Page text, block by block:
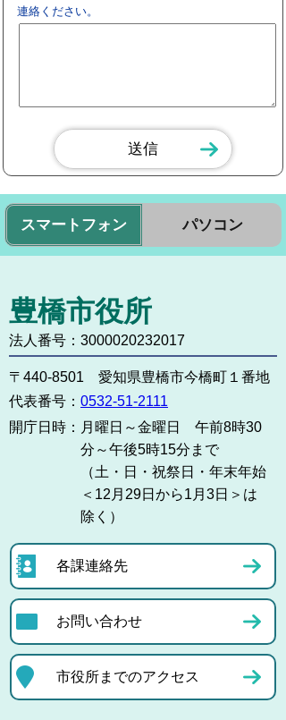
連絡ください。
スマートフォン パソコン
豊橋市役所
法人番号：3000020232017
〒440-8501 愛知県豊橋市今橋町１番地
代表番号： 0532-51-2111
開庁日時： 月曜日～金曜日 午前8時30
分～午後5時15分まで
（土・日・祝祭日・年末年始
＜12月29日から1月3日＞は
除く）
各課連絡先
お問い合わせ
市役所までのアクセス